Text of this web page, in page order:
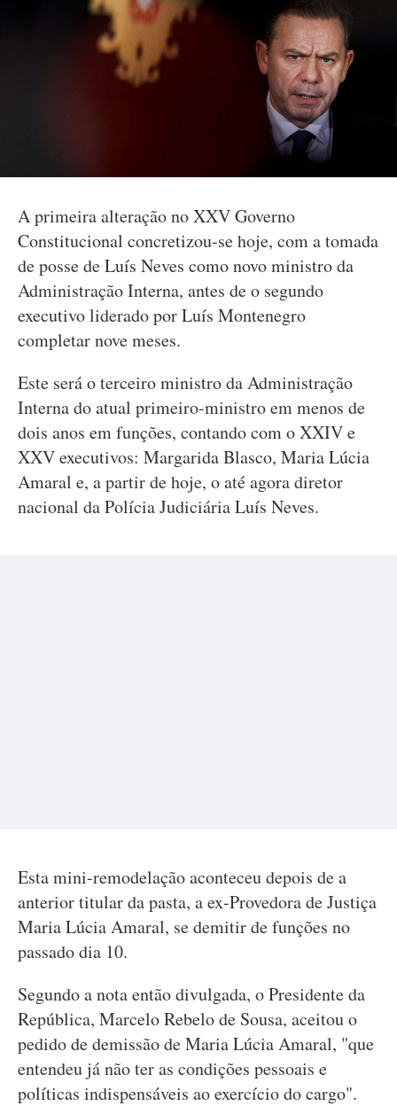
A primeira alteração no XXV Governo
Constitucional concretizou-se hoje, com a tomada
de posse de Luís Neves como novo ministro da
Administração Interna, antes de o segundo
executivo liderado por Luís Montenegro
completar nove meses.
Este será o terceiro ministro da Administração
Interna do atual primeiro-ministro em menos de
dois anos em funções, contando com o XXIV e
XXV executivos: Margarida Blasco, Maria Lúcia
Amaral e, a partir de hoje, o até agora diretor
nacional da Polícia Judiciária Luís Neves.
Esta mini-remodelação aconteceu depois de a
anterior titular da pasta, a ex-Provedora de Justiça
Maria Lúcia Amaral, se demitir de funções no
passado dia 10.
Segundo a nota então divulgada, o Presidente da
República, Marcelo Rebelo de Sousa, aceitou o
pedido de demissão de Maria Lúcia Amaral, "que
entendeu já não ter as condições pessoais e
políticas indispensáveis ao exercício do cargo".